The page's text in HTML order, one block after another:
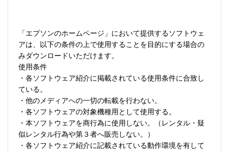
「エプソンのホームページ」において提供するソフトウェ
アは、以下の条件の上で使用することを目的にする場合の
みダウンロードいただけます。
使用条件
・各ソフトウェア紹介に掲載されている使用条件に合致し
ている。
・他のメディアへの一切の転載を行わない。
・各ソフトウェアの対象機種用として使用する。
・本ソフトウェアを商行為に使用しない。（レンタル・疑
似レンタル行為や第３者へ販売しない。）
・各ソフトウェア紹介に記載されている動作環境を有して